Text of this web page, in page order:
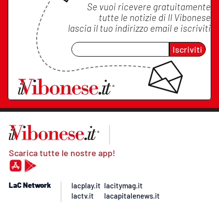
Se vuoi ricevere gratuitamente
tutte le notizie di Il Vibonese
lascia il tuo indirizzo email e iscriviti
Iscriviti
Scarica tutte le nostre app!
LaC Network
lacplay.it
lactv.it
lacitymag.it
lacapitalenews.it